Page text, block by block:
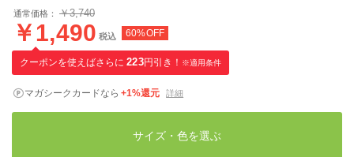
通常価格： ￥3,740
￥1,490 税込 60%OFF
クーポンを使えばさらに 223円引き！ ※適用条件
マガシークカードなら +1%還元 詳細
サイズ・色を選ぶ